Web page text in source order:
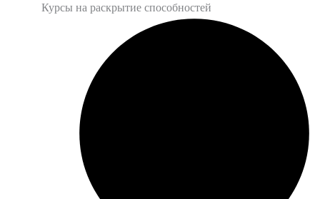
Курсы на раскрытие способностей